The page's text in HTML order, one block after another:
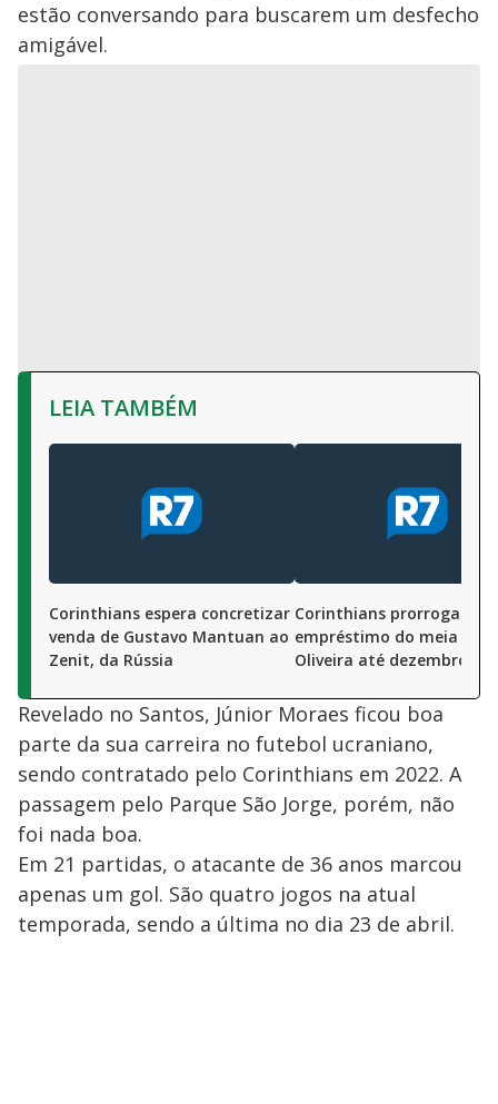
estão conversando para buscarem um desfecho
amigável.
LEIA TAMBÉM
Corinthians espera concretizar
venda de Gustavo Mantuan ao
Zenit, da Rússia
Corinthians prorroga
empréstimo do meia
Oliveira até dezembro
Revelado no Santos, Júnior Moraes ficou boa
parte da sua carreira no futebol ucraniano,
sendo contratado pelo Corinthians em 2022. A
passagem pelo Parque São Jorge, porém, não
foi nada boa.
Em 21 partidas, o atacante de 36 anos marcou
apenas um gol. São quatro jogos na atual
temporada, sendo a última no dia 23 de abril.